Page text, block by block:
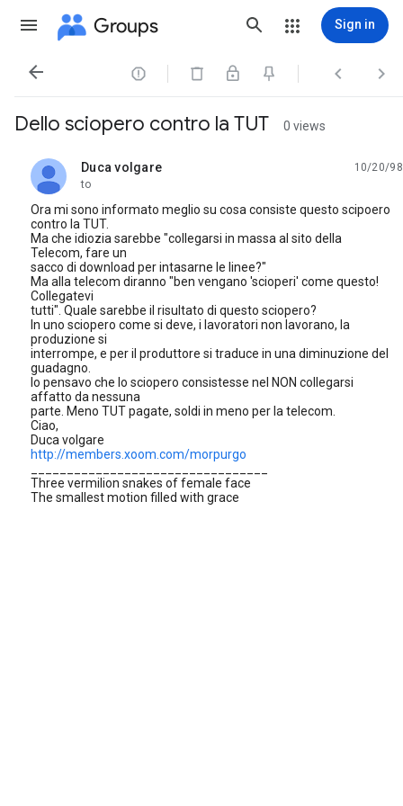
Groups Sign in
   
Dello sciopero contro la TUT 0 views
Duca volgare
unread,
10/20/98
to
Ora mi sono informato meglio su cosa consiste questo scipoero
contro la TUT.
Ma che idiozia sarebbe "collegarsi in massa al sito della
Telecom, fare un
sacco di download per intasarne le linee?"
Ma alla telecom diranno "ben vengano 'scioperi' come questo!
Collegatevi
tutti". Quale sarebbe il risultato di questo sciopero?
In uno sciopero come si deve, i lavoratori non lavorano, la
produzione si
interrompe, e per il produttore si traduce in una diminuzione del
guadagno.
Io pensavo che lo sciopero consistesse nel NON collegarsi
affatto da nessuna
parte. Meno TUT pagate, soldi in meno per la telecom.
Ciao,
Duca volgare
http://members.xoom.com/morpurgo
Three vermilion snakes of female face
The smallest motion filled with grace